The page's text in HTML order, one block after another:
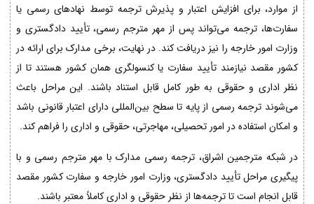
از موارد، برای افزایش اعتبار و پذیرش ترجمه توسط نهادهای رسمی یا
سفارت‌ها، ترجمه می‌تواند پس از مهر مترجم رسمی، تأیید دادگستری و
وزارت امور خارجه را نیز دریافت کند. در نهایت، برخی مدارک برای ارائه در
کشور مقصد نیازمند تأیید سفارت یا کنسولگری همان کشور هستند تا از
نظر اداری و حقوقی به طور کامل قابل استناد باشند. این مراحل باعث
می‌شوند ترجمه رسمی از پایه تا سطح بین‌المللی دارای اعتبار قانونی باشد
و امکان استفاده در امور تحصیلی، مهاجرتی، حقوقی و اداری را فراهم کند.
در شبکه مترجمین اشراق، ترجمه رسمی مدارک با مهر مترجم رسمی و با
پیگیری مراحل تأیید دادگستری، وزارت امور خارجه و سفارت کشور مقصد
قابل انجام است تا ترجمه‌ها از نظر حقوقی و اداری کاملاً معتبر باشند.